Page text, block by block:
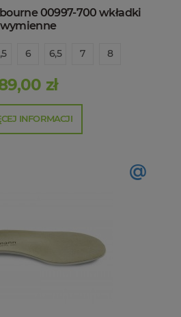
00997-700 wkładki
wymienne
6 6,5 7 8
zł
INFORMACJI
@